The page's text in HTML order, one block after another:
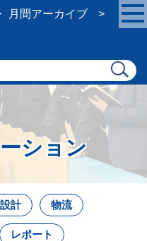
月間アーカイブ
ション
計 物流
レポート